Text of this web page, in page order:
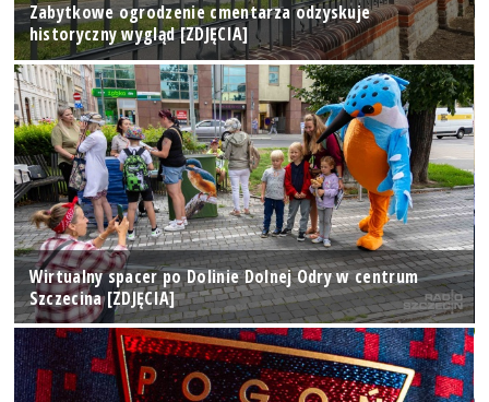
Zabytkowe ogrodzenie cmentarza odzyskuje
historyczny wygląd [ZDJĘCIA]
Wirtualny spacer po Dolinie Dolnej Odry w centrum
Szczecina [ZDJĘCIA]